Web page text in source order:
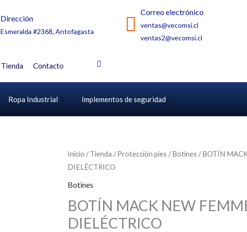
Dirección
Esmeralda #2368, Antofagasta
Correo electrónico
ventas@vecomsi.cl
ventas2@vecomsi.cl
Tienda Contacto
Ropa Industrial Implementos de seguridad
Inicio /Tienda /Protección pies /Botines / BOTÍN
DIELÉCTRICO
Botines
BOTÍN MACK NEW
DIELÉCTRICO